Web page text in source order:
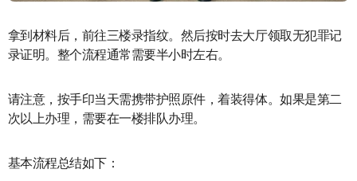
拿到材料后，前往三楼录指纹。然后按时去大厅领取无犯罪记
录证明。整个流程通常需要半小时左右。
请注意，按手印当天需携带护照原件，着装得体。如果是第二
次以上办理，需要在一楼排队办理。
基本流程总结如下：